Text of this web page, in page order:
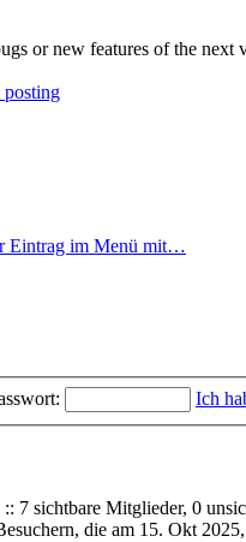
or new features of the next
posting
Eintrag im Menü mit…
Ich
7 sichtbare Mitglieder, 0
die am 15. Okt